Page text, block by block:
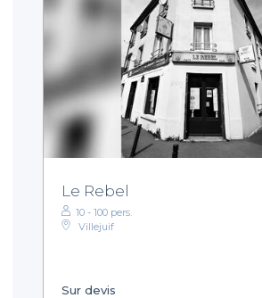
Le Rebel
10 - 100 pers.
Villejuif
Sur devis